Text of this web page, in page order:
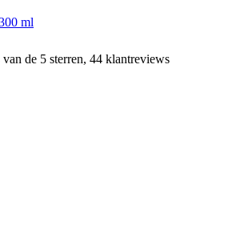
ml
de 5 sterren, 44 klantreviews